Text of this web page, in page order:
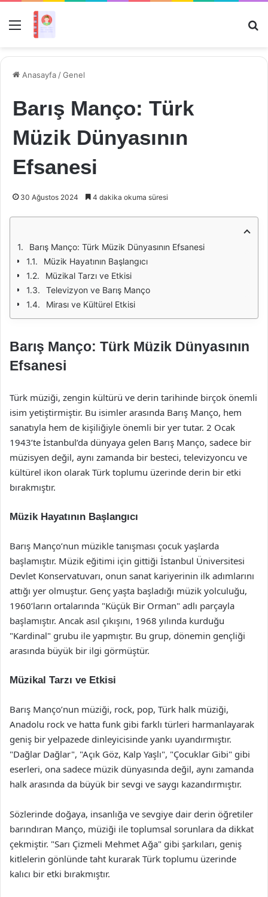
Menü
Anasayfa /Genel
Barış Manço: Türk
Müzik Dünyasının
Efsanesi
30 Ağustos 2024 4 dakika okuma süresi
Barış Manço: Türk Müzik Dünyasının Efsanesi
Müzik Hayatının Başlangıcı
Müzikal Tarzı ve Etkisi
Televizyon ve Barış Manço
Mirası ve Kültürel Etkisi
Barış Manço: Türk Müzik Dünyasının
Efsanesi
Türk müziği, zengin kültürü ve derin tarihinde birçok önemli
isim yetiştirmiştir. Bu isimler arasında Barış Manço, hem
sanatıyla hem de kişiliğiyle önemli bir yer tutar. 2 Ocak
1943’te İstanbul’da dünyaya gelen Barış Manço, sadece bir
müzisyen değil, aynı zamanda bir besteci, televizyoncu ve
kültürel ikon olarak Türk toplumu üzerinde derin bir etki
bırakmıştır.
Müzik Hayatının Başlangıcı
Barış Manço’nun müzikle tanışması çocuk yaşlarda
başlamıştır. Müzik eğitimi için gittiği İstanbul Üniversitesi
Devlet Konservatuvarı, onun sanat kariyerinin ilk adımlarını
attığı yer olmuştur. Genç yaşta başladığı müzik yolculuğu,
1960’ların ortalarında "Küçük Bir Orman" adlı parçayla
başlamıştır. Ancak asıl çıkışını, 1968 yılında kurduğu
"Kardinal" grubu ile yapmıştır. Bu grup, dönemin gençliği
arasında büyük bir ilgi görmüştür.
Müzikal Tarzı ve Etkisi
Barış Manço’nun müziği, rock, pop, Türk halk müziği,
Anadolu rock ve hatta funk gibi farklı türleri harmanlayarak
geniş bir yelpazede dinleyicisinde yankı uyandırmıştır.
"Dağlar Dağlar", "Açık Göz, Kalp Yaşlı", "Çocuklar Gibi" gibi
eserleri, ona sadece müzik dünyasında değil, aynı zamanda
halk arasında da büyük bir sevgi ve saygı kazandırmıştır.
Sözlerinde doğaya, insanlığa ve sevgiye dair derin öğretiler
barındıran Manço, müziği ile toplumsal sorunlara da dikkat
çekmiştir. "Sarı Çizmeli Mehmet Ağa" gibi şarkıları, geniş
kitlelerin gönlünde taht kurarak Türk toplumu üzerinde
kalıcı bir etki bırakmıştır.